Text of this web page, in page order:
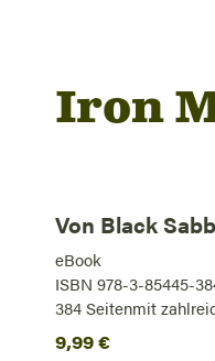
Iron
Von Black
eBook
ISBN 978-3-85445-
384 Seitenmit
9,99€